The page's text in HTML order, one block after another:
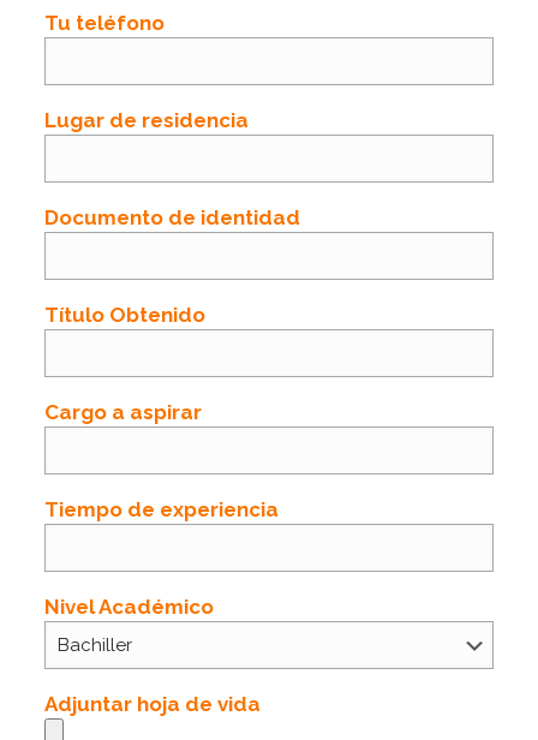
Tu teléfono
Lugar de residencia
Documento de identidad
Título Obtenido
Cargo a aspirar
Tiempo de experiencia
Nivel Académico
Adjuntar hoja de vida